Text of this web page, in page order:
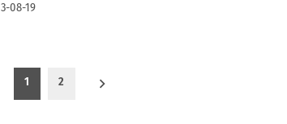
08-19
1 2